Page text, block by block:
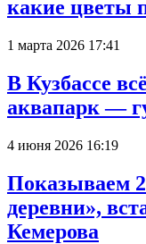
какие цветы
1 марта 2026 17:41
В Кузбассе
аквапарк —
4 июня 2026 16:19
Показываем
деревни»,
Кемерова